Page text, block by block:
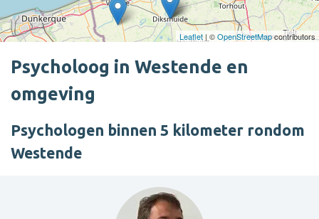
Leaflet| ©OpenStreetMapcontributors
Psycholoog in Westende en
omgeving
Psychologen binnen 5 kilometer rondom
Westende